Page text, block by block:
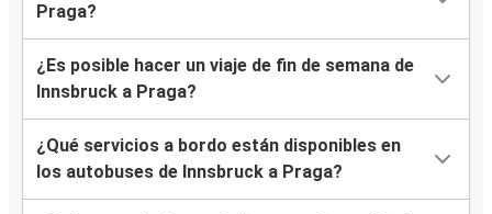
Praga?
¿Es posible hacer un viaje de fin de semana de
Innsbruck a Praga?
¿Qué servicios a bordo están disponibles en
los autobuses de Innsbruck a Praga?